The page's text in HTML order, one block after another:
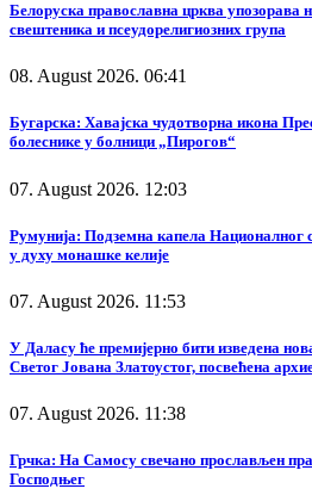
Белоруска православна црква упозорава
свештеника и псеудорелигиозних група
08. August 2026. 06:41
Бугарска: Хавајска чудотворна икона
болеснике у болници „Пирогов“
07. August 2026. 12:03
Румунија: Подземна капела Националног
у духу монашке келије
07. August 2026. 11:53
У Даласу ће премијерно бити изведена
Светог Јована Златоустог, посвећена
07. August 2026. 11:38
Грчка: На Самосу свечано прослављен
Господњег